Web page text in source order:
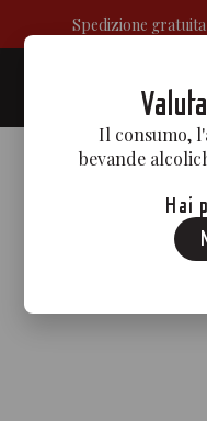
Spedizione
Il consumo,
bevande
Hai